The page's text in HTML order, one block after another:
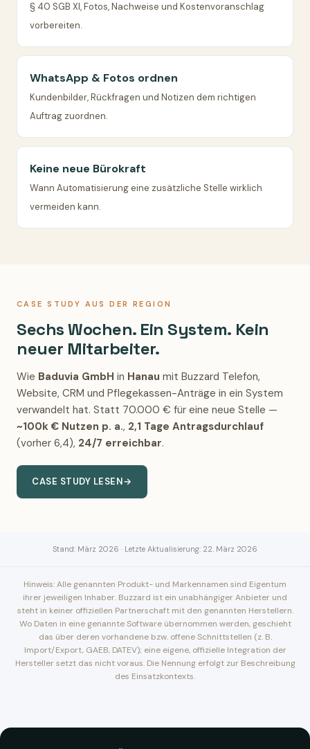
§ 40 SGB XI, Fotos, Nachweise und Kostenvoranschlag
vorbereiten.
WhatsApp & Fotos ordnen
Kundenbilder, Rückfragen und Notizen dem richtigen
Auftrag zuordnen.
Keine neue Bürokraft
Wann Automatisierung eine zusätzliche Stelle wirklich
vermeiden kann.
CASE STUDY AUS DER REGION
Sechs Wochen. Ein System. Kein
neuer Mitarbeiter.
Wie Baduvia GmbH in Hanau mit Buzzard Telefon,
Website, CRM und Pflegekassen-Anträge in ein System
verwandelt hat. Statt 70.000 € für eine neue Stelle —
~100k € Nutzen p. a., 2,1 Tage Antragsdurchlauf
(vorher 6,4), 24/7 erreichbar.
CASE STUDY LESEN→
Stand: März 2026 · Letzte Aktualisierung: 22. März 2026
Hinweis: Alle genannten Produkt- und Markennamen sind Eigentum
ihrer jeweiligen Inhaber. Buzzard ist ein unabhängiger Anbieter und
steht in keiner offiziellen Partnerschaft mit den genannten Herstellern.
Wo Daten in eine genannte Software übernommen werden, geschieht
das über deren vorhandene bzw. offene Schnittstellen (z. B.
Import/Export, GAEB, DATEV); eine eigene, offizielle Integration der
Hersteller setzt das nicht voraus. Die Nennung erfolgt zur Beschreibung
des Einsatzkontexts.